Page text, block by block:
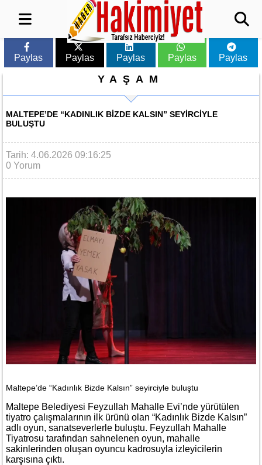
Paylas Paylas Paylas Paylas Paylas
YAŞAM
MALTEPE’DE “KADINLIK BIZDE KALSIN” SEYIRCIYLE
BULUŞTU
Tarih: 4.06.2026 09:16:25
0 Yorum
Maltepe’de “Kadınlık Bizde Kalsın” seyirciyle buluştu
Maltepe Belediyesi Feyzullah Mahalle Evi’nde yürütülen
tiyatro çalışmalarının ilk ürünü olan “Kadınlık Bizde Kalsın”
adlı oyun, sanatseverlerle buluştu. Feyzullah Mahalle
Tiyatrosu tarafından sahnelenen oyun, mahalle
sakinlerinden oluşan oyuncu kadrosuyla izleyicilerin
karşısına çıktı.